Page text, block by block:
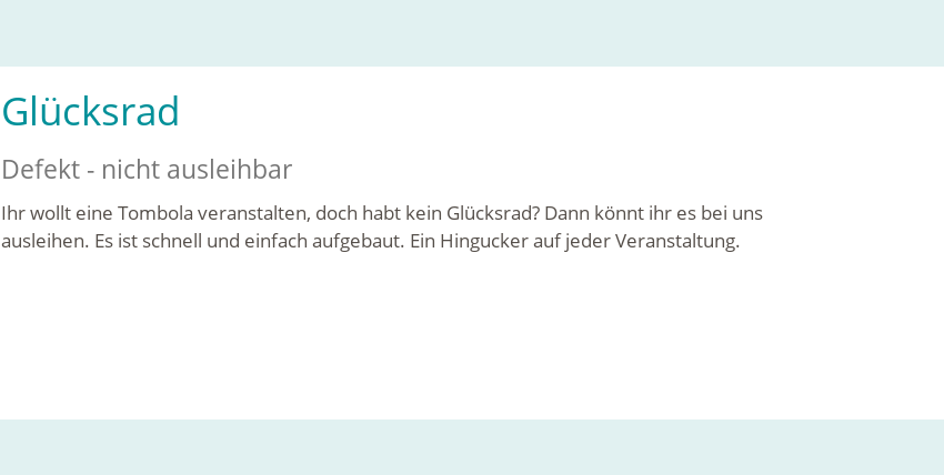
Glücksrad
Defekt - nicht ausleihbar
Ihr wollt eine Tombola veranstalten, doch habt kein Glücksrad? Dann könnt ihr es bei uns
ausleihen. Es ist schnell und einfach aufgebaut. Ein Hingucker auf jeder Veranstaltung.